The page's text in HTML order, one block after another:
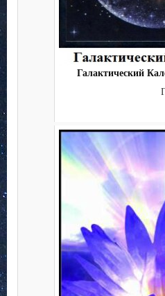
Галактический